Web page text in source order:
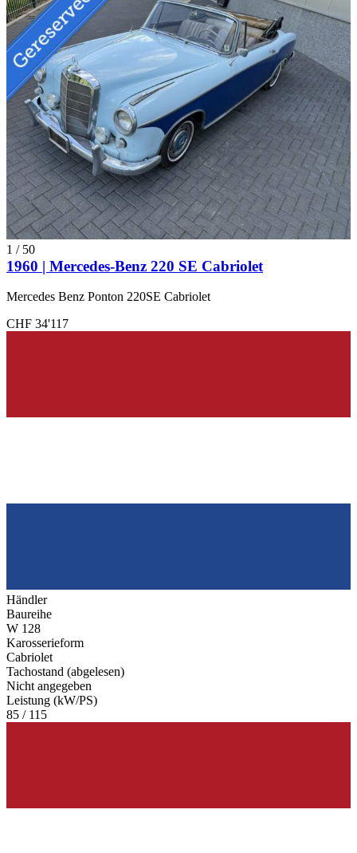
1 / 50
1960 | Mercedes-Benz 220 SE Cabriolet
Mercedes Benz Ponton 220SE Cabriolet
CHF 34'117
Händler
Baureihe
W 128
Karosserieform
Cabriolet
Tachostand (abgelesen)
Nicht angegeben
Leistung (kW/PS)
85 / 115